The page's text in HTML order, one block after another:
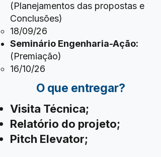
(Planejamentos das propostas e
Conclusões)
​18/09/26​
Seminário Engenharia-Ação:
(Premiação)
​16/10/26​
O que entregar?
Visita Técnica;
Relatório do projeto;
Pitch Elevator;